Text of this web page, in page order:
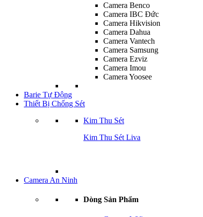
Camera Benco
Camera IBC Đức
Camera Hikvision
Camera Dahua
Camera Vantech
Camera Samsung
Camera Ezviz
Camera Imou
Camera Yoosee
Barie Tự Động
Thiết Bị Chống Sét
Kim Thu Sét
Kim Thu Sét Liva
Camera An Ninh
Dòng Sản Phẩm